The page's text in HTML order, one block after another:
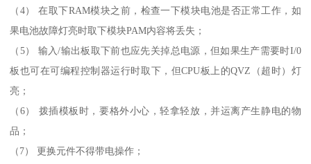
（4） 在取下RAM模块之前，检查一下模块电池是否正常工作，如
果电池故障灯亮时取下模块PAM内容将丢失；
（5） 输入/输出板取下前也应先关掉总电源，但如果生产需要时I/0
板也可在可编程控制器运行时取下，但CPU板上的QVZ（超时）灯
亮；
（6） 拨插模板时，要格外小心，轻拿轻放，并运离产生静电的物
品；
（7） 更换元件不得带电操作；